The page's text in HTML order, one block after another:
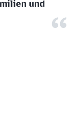
und